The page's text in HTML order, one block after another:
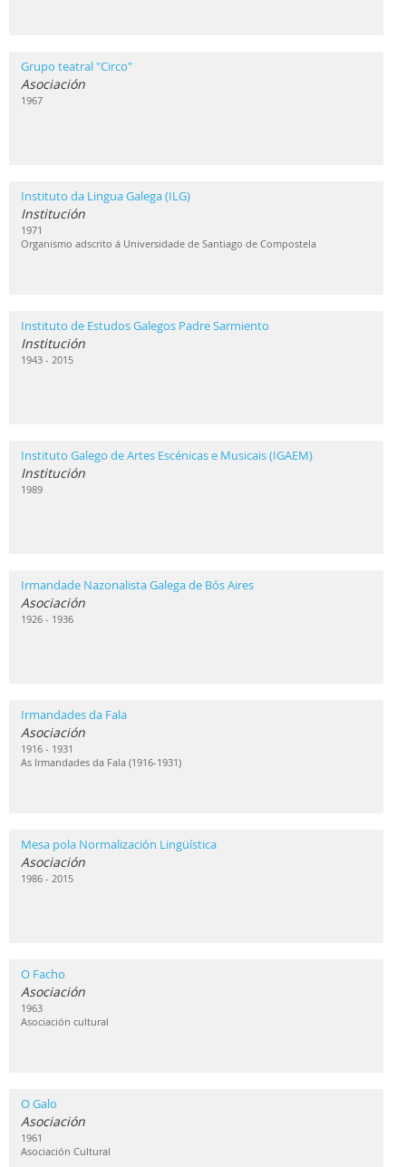
Grupo teatral "Circo"
Asociación
1967
Instituto da Lingua Galega (ILG)
Institución
1971
Organismo adscrito á Universidade de Santiago de Compostela
Instituto de Estudos Galegos Padre Sarmiento
Institución
1943 - 2015
Instituto Galego de Artes Escénicas e Musicais (IGAEM)
Institución
1989
Irmandade Nazonalista Galega de Bós Aires
Asociación
1926 - 1936
Irmandades da Fala
Asociación
1916 - 1931
As Irmandades da Fala (1916-1931)
Mesa pola Normalización Lingüística
Asociación
1986 - 2015
O Facho
Asociación
1963
Asociación cultural
O Galo
Asociación
1961
Asociación Cultural